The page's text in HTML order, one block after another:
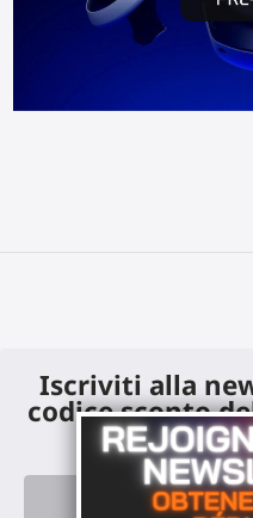
Iscriviti alla
codice sconto